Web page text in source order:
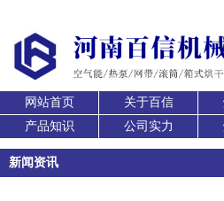
网站首页 关于百信
产品知识
公司实力
新闻资讯